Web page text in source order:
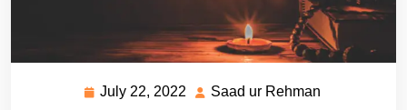
July 22, 2022
JulySaad ur Rehman